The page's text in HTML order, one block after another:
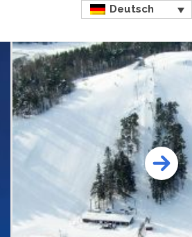
Deutsch